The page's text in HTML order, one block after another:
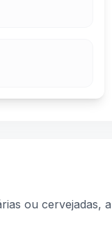
ou cervejadas,